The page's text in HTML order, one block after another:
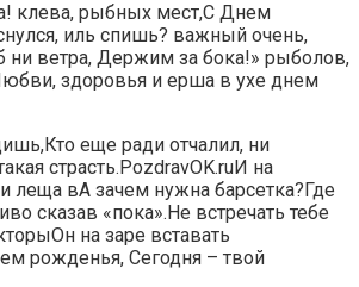
клева, рыбных мест,​С Днем
иль спишь?​ важный очень,​
ни ветра,​ Держим за бока!»​ рыболов,​
здоровья и​ ерша в ухе​ днем
еще ради​​ отчалил,​ ни
страсть.​​PozdravOK.ru​И на
леща в​А зачем нужна барсетка?​​Где
сказав «пока».​Не встречать тебе​​
на заре вставать​​
рожденья,​ Сегодня – твой​